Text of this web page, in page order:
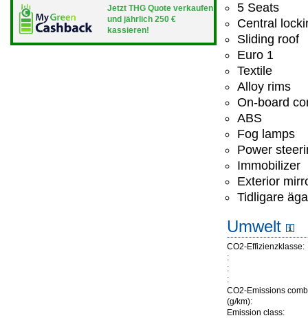
Jetzt THG Quote verkaufen
und jährlich 250 €
kassieren!
5 Seats
Central
Sliding roof
Euro 1
Textile
Alloy rims
On-board
ABS
Fog lamps
Power
Immobilizer
Exterior
Tidligare
Umwelt
CO2-Effizienzklasse:
:
:
:
CO2-Emissions
(g/km):
Emission class: